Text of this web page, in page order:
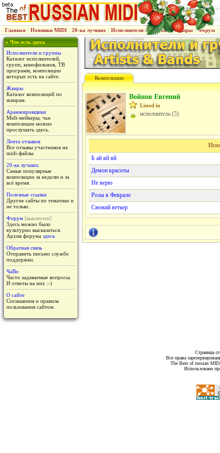
Главная | Новинки MIDI | 20-ка лучших | Исполнители & группы | Жанры | Форум |
» Что есть здесь
Исполнители и группы
Каталог исполнителей,
групп, кинофильмов, ТВ
программ, композиции
которых есть на сайте.
Жанры
Каталог композиций по
жанрам.
Аранжировщики
Midi-мейкеры, чьи
композиции можно
прослушать здесь.
Лента отзывов
Все отзывы участников на
midi-файлы
20-ка лучших
Самые популярные
композиции за неделю и за
всё время.
Полезные ссылки
Другие сайты по тематике и
не только.
Форум [выключен]
Здесь можно было
культурно высказаться.
Архив форума здесь
Обратная связь
Отправить письмо службе
поддержки.
ЧаВо
Часто задаваемые вопросы.
И ответы на них :-)
О сайте
Соглашения и правила
пользования сайтом.
Композиции
Войнов Евгений
Listed in
исполнитель (5)
Б ай яй яй
Демон красоты
Не верю
Розы в Феврале
Свежий ветьер
Страница
Все права
The Best of russian
Использовано